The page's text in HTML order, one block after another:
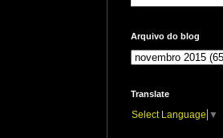
Arquivo do blog
Translate
Select Language ▼